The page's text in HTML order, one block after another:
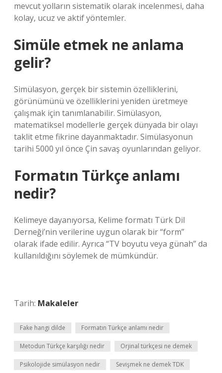
mevcut yolların sistematik olarak incelenmesi, daha
kolay, ucuz ve aktif yöntemler.
Simüle etmek ne anlama
gelir?
Simülasyon, gerçek bir sistemin özelliklerini,
görünümünü ve özelliklerini yeniden üretmeye
çalışmak için tanımlanabilir. Simülasyon,
matematiksel modellerle gerçek dünyada bir olayı
taklit etme fikrine dayanmaktadır. Simülasyonun
tarihi 5000 yıl önce Çin savaş oyunlarından geliyor.
Formatın Türkçe anlamı
nedir?
Kelimeye dayanıyorsa, Kelime formatı Türk Dil
Derneği’nin verilerine uygun olarak bir “form”
olarak ifade edilir. Ayrıca “TV boyutu veya günah” da
kullanıldığını söylemek de mümkündür.
Tarih: Makaleler
Fake hangi dilde Formatın Türkçe anlamı nedir
Metodun Türkçe karşılığı nedir Orjinal türkçesi ne demek
Psikolojide simülasyon nedir Sevişmek ne demek TDK